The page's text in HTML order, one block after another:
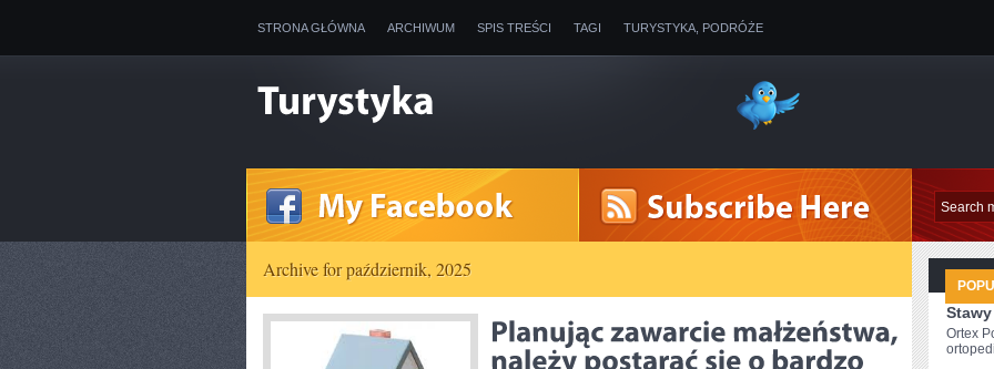
STRONA GŁÓWNA ARCHIWUM SPIS TREŚCI TAGI TURYSTYKA, PODRÓŻE
Archive for październik, 2025
Ortex